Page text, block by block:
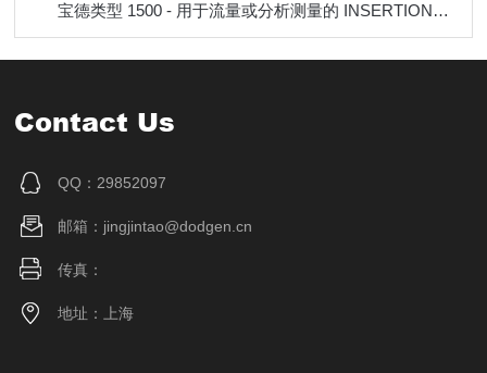
宝德类型 1500 - 用于流量或分析测量的 INSERTION 配件
Contact Us
QQ：29852097
邮箱：jingjintao@dodgen.cn
传真：
地址：上海